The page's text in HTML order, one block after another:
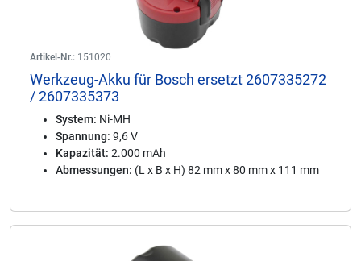
Artikel-Nr.: 151020
Werkzeug-Akku für Bosch ersetzt 2607335272
/ 2607335373
System: Ni-MH
Spannung: 9,6 V
Kapazität: 2.000 mAh
Abmessungen: (L x B x H) 82 mm x 80 mm x 111 mm